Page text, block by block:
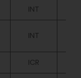
INT
INT
ICR